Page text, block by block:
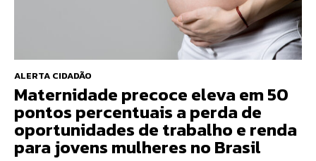
ALERTA CIDADÃO
Maternidade precoce eleva em 50
pontos percentuais a perda de
oportunidades de trabalho e renda
para jovens mulheres no Brasil